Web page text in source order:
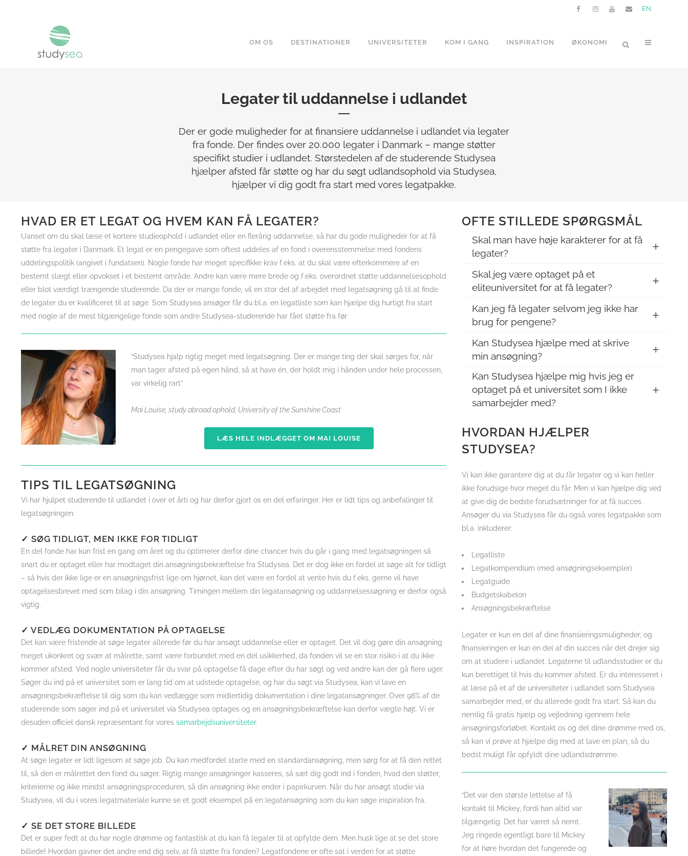
EN
OM OS DESTINATIONER UNIVERSITETER KOM I GANG INSPIRATION ØKONOMI
Legater til uddannelse i udlandet
Der er gode muligheder for at finansiere uddannelse i udlandet via legater
fra fonde. Der findes over 20.000 legater i Danmark – mange støtter
specifikt studier i udlandet. Størstedelen af de studerende Studysea
hjælper afsted får støtte og har du søgt udlandsophold via Studysea,
hjælper vi dig godt fra start med vores legatpakke.
HVAD ER ET LEGAT OG HVEM KAN FÅ LEGATER?
Uanset om du skal læse et kortere studieophold i udlandet eller en flerårig uddannelse, så har du gode muligheder for at få
støtte fra legater i Danmark. Et legat er en pengegave som oftest uddeles af en fond i overensstemmelse med fondens
uddelingspolitik (angivet i fundatsen). Nogle fonde har meget specifikke krav f.eks. at du skal være efterkommere af en
bestemt slægt eller opvokset i et bestemt område. Andre kan være mere brede og f.eks. overordnet støtte uddannelsesophold
eller blot værdigt trængende studerende. Da der er mange fonde, vil en stor del af arbejdet med legatsøgning gå til at finde
de legater du er kvalificeret til at søge. Som Studysea ansøger får du bl.a. en legatliste som kan hjælpe dig hurtigt fra start
med nogle af de mest tilgængelige fonde som andre Studysea-studerende har fået støtte fra før.
“Studysea hjalp rigtig meget med legatsøgning. Der er mange ting der skal sørges for, når
man tager afsted på egen hånd, så at have én, der holdt mig i hånden under hele processen,
var virkelig rart”
Mai Louise, study abroad ophold, University of the Sunshine Coast
LÆS HELE INDLÆGGET OM MAI LOUISE
TIPS TIL LEGATSØGNING
Vi har hjulpet studerende til udlandet i over et årti og har derfor gjort os en del erfaringer. Her er lidt tips og anbefalinger til
legatsøgningen:
✓ SØG TIDLIGT, MEN IKKE FOR TIDLIGT
En del fonde har kun frist en gang om året og du optimerer derfor dine chancer hvis du går i gang med legatsøgningen så
snart du er optaget eller har modtaget din ansøgningsbekræftelse fra Studysea. Det er dog ikke en fordel at søge alt for tidligt
– så hvis der ikke lige er en ansøgningsfrist lige om hjørnet, kan det være en fordel at vente hvis du f.eks. gerne vil have
optagelsesbrevet med som bilag i din ansøgning. Timingen mellem din legatansøgning og uddannelsessøgning er derfor også
vigtig.
✓ VEDLÆG DOKUMENTATION PÅ OPTAGELSE
Det kan være fristende at søge legater allerede før du har ansøgt uddannelse eller er optaget. Det vil dog gøre din ansøgning
meget ukonkret og svær at målrette, samt være forbundet med en del usikkerhed, da fonden vil se en stor risiko i at du ikke
kommer afsted. Ved nogle universiteter får du svar på optagelse få dage efter du har søgt og ved andre kan der gå flere uger.
Søger du ind på et universitet som er lang tid om at udstede optagelse, og har du søgt via Studysea, kan vi lave en
ansøgningsbekræftelse til dig som du kan vedlægge som midlertidig dokumentation i dine legatansøgninger. Over 98% af de
studerende som søger ind på et universitet via Studysea optages og en ansøgningsbekræftelse kan derfor vægte højt. Vi er
desuden officiel dansk repræsentant for voressamarbejdsuniversiteter.
✓ MÅLRET DIN ANSØGNING
At søge legater er lidt ligesom at søge job. Du kan medfordel starte med en standardansøgning, men sørg for at få den rettet
til, så den er målrettet den fond du søger. Rigtig mange ansøgninger kasseres, så sæt dig godt ind i fonden, hvad den støtter,
kriterierne og ikke mindst ansøgningsproceduren, så din ansøgning ikke ender i papirkurven. Når du har ansøgt studie via
Studysea, vil du i vores legatmateriale kunne se et godt eksempel på en legatansøgning som du kan søge inspiration fra.
✓ SE DET STORE BILLEDE
Det er super fedt at du har nogle drømme og fantastisk at du kan få legater til at opfylde dem. Men husk lige at se det store
billede! Hvordan gavner det andre end dig selv, at få støtte fra fonden? Legatfondene er ofte sat i verden for at støtte
OFTE STILLEDE SPØRGSMÅL
Skal man have høje karakterer for at få
legater?
Skal jeg være optaget på et
eliteuniversitet for at få legater?
Kan jeg få legater selvom jeg ikke har
brug for pengene?
Kan Studysea hjælpe med at skrive
min ansøgning?
Kan Studysea hjælpe mig hvis jeg er
optaget på et universitet som I ikke
samarbejder med?
HVORDAN HJÆLPER
STUDYSEA?
Vi kan ikke garantere dig at du får legater og vi kan heller
ikke forudsige hvor meget du får. Men vi kan hjælpe dig ved
at give dig de bedste forudsætninger for at få succes.
Ansøger du via Studysea får du også vores legatpakke som
bl.a. inkluderer:
Legatliste
Legatkompendium (med ansøgningseksempler)
Legatguide
Budgetskabelon
Ansøgningsbekræftelse
Legater er kun en del af dine finansieringsmuligheder, og
finansieringen er kun en del af din succes når det drejer sig
om at studere i udlandet. Legaterne til udlandsstudier er du
kun berettiget til hvis du kommer afsted. Er du interesseret i
at læse på et af de universiteter i udlandet som Studysea
samarbejder med, er du allerede godt fra start. Så kan du
nemlig få gratis hjælp og vejledning igennem hele
ansøgningsforløbet. Kontakt os og del dine drømme med os,
så kan vi prøve at hjælpe dig med at lave en plan, så du
bedst muligt får opfyldt dine udlandsdrømme.
“Det var den største lettelse af få
kontakt til Mickey, fordi han altid var
tilgængelig. Det har været så nemt.
Jeg ringede egentligt bare til Mickey
for at høre hvordan det fungerede og